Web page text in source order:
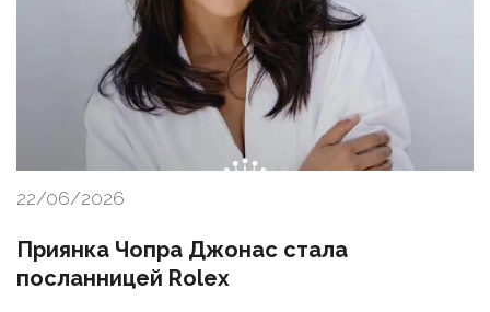
22/06/2026
Приянка Чопра Джонас стала
посланницей Rolex